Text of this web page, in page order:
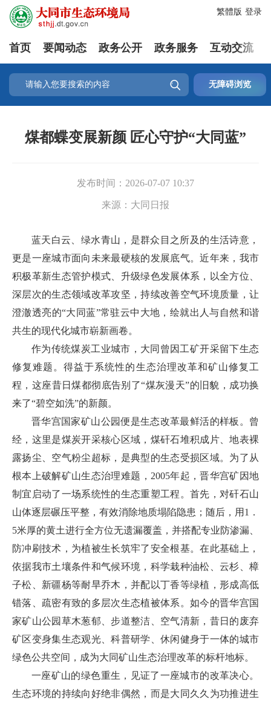
登录
繁體版
首页 要闻动态 政务公开 政务服务 互动交流
 无障碍浏览
煤都蝶变展新颜 匠心守护“大同蓝”
发布时间： 2026-07-07 10:37
来源： 大同日报
蓝天白云、绿水青山，是群众目之所及的生活诗意，
更是一座城市面向未来最硬核的发展底气。近年来，我市
积极革新生态管护模式、升级绿色发展体系，以全方位、
深层次的生态领域改革攻坚，持续改善空气环境质量，让
澄澈透亮的“大同蓝”常驻云中大地，绘就出人与自然和谐
共生的现代化城市崭新画卷。
作为传统煤炭工业城市，大同曾因工矿开采留下生态
修复难题。得益于系统性的生态治理改革和矿山修复工
程，这座昔日煤都彻底告别了“煤灰漫天”的旧貌，成功换
来了“碧空如洗”的新颜。
晋华宫国家矿山公园便是生态改革最鲜活的样板。曾
经，这里是煤炭开采核心区域，煤矸石堆积成片、地表裸
露扬尘、空气粉尘超标，是典型的生态受损区域。为了从
根本上破解矿山生态治理难题，2005年起，晋华宫矿因地
制宜启动了一场系统性的生态重塑工程。首先，对矸石山
山体逐层碾压平整，有效消除地质塌陷隐患；随后，用1．
5米厚的黄土进行全方位无遗漏覆盖，并搭配专业防渗漏、
防冲刷技术，为植被生长筑牢了安全根基。在此基础上，
依据我市土壤条件和气候环境，科学栽种油松、云杉、樟
子松、新疆杨等耐旱乔木，并配以丁香等绿植，形成高低
错落、疏密有致的多层次生态植被体系。如今的晋华宫国
家矿山公园草木葱郁、步道整洁、空气清新，昔日的废弃
矿区变身集生态观光、科普研学、休闲健身于一体的城市
绿色公共空间，成为大同矿山生态治理改革的标杆地标。
一座矿山的绿色重生，见证了一座城市的改革决心。
生态环境的持续向好绝非偶然，而是大同久久为功推进生